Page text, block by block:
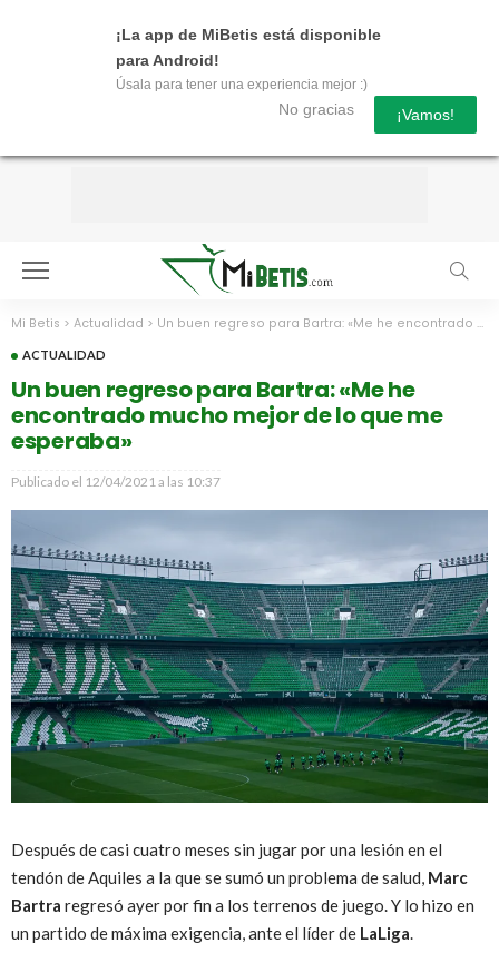
¡La app de MiBetis está disponible
para Android!
Úsala para tener una experiencia mejor :)
No gracias ¡Vamos!
Mi Betis > Actualidad > Un buen regreso para Bartra: «Me he encontrado mucho mejor de lo que me esperaba»
ACTUALIDAD
Un buen regreso para Bartra: «Me he
encontrado mucho mejor de lo que me
esperaba»
Publicado el 12/04/2021 a las 10:37
Después de casi cuatro meses sin jugar por una lesión en el
tendón de Aquiles a la que se sumó un problema de salud, Marc
Bartra regresó ayer por fin a los terrenos de juego. Y lo hizo en
un partido de máxima exigencia, ante el líder de LaLiga